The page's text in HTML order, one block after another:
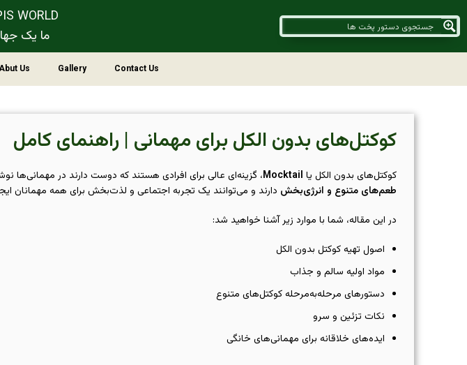
WORLD
ما یک
Contact Us
Gallery
Us
کوکتل‌های بدون الکل برای مهمانی | راهنمای کامل
کوکتل‌های بدون الکل یا Mocktail، گزینه‌ای عالی برای افرادی هستند که دوست دارند در مهمانی‌ها
طعم‌های متنوع و انرژی‌بخش دارند و می‌توانند یک تجربه اجتماعی و لذت‌بخش برای همه مهمانان
در این مقاله، شما با موارد زیر آشنا خواهید شد:
اصول تهیه کوکتل بدون الکل
مواد اولیه سالم و جذاب
دستورهای مرحله‌به‌مرحله کوکتل‌های متنوع
نکات تزئین و سرو
ایده‌های خلاقانه برای مهمانی‌های خانگی